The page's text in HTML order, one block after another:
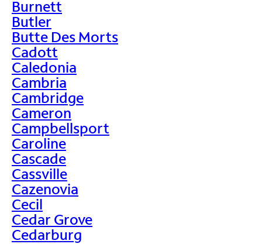
Burnett
Butler
Butte Des Morts
Cadott
Caledonia
Cambria
Cambridge
Cameron
Campbellsport
Caroline
Cascade
Cassville
Cazenovia
Cecil
Cedar Grove
Cedarburg